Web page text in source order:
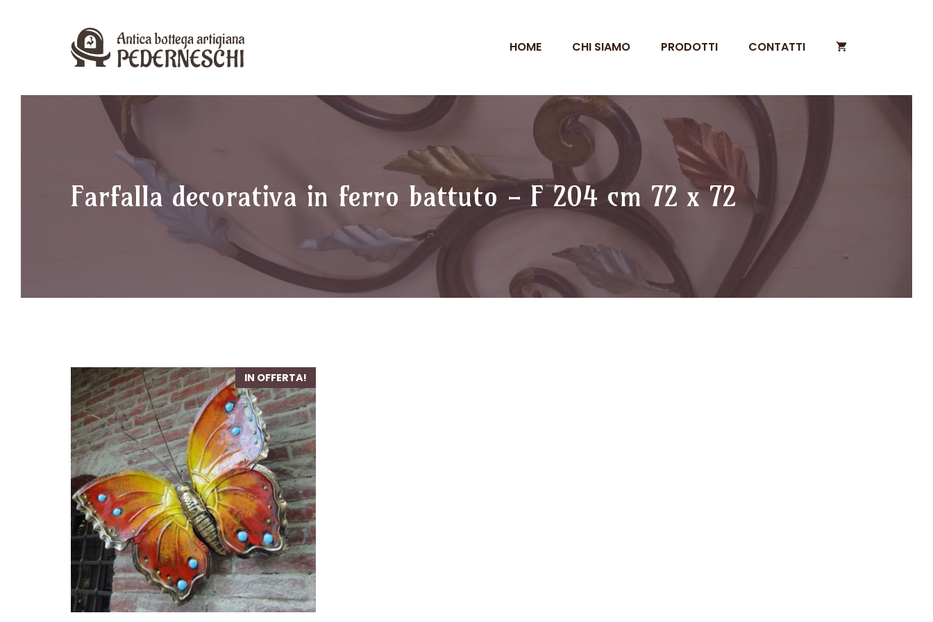
contenuto
HOME CHI SIAMO PRODOTTI CONTATTI
Farfalla decorativa in ferro battuto - F 204 cm 72 x 72
IN OFFERTA!